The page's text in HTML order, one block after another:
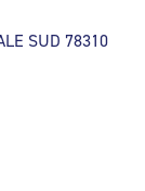
SUD 78310